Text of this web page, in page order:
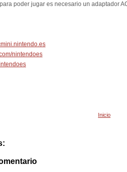
poder jugar es necesario un adaptador
nintendoes
Inicio